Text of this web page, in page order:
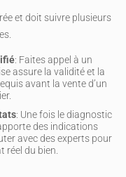
et doit suivre plusieurs
: Faites appel à un
assure la validité et la
avant la vente d’un
: Une fois le diagnostic
des indications
avec des experts pour
réel du bien.